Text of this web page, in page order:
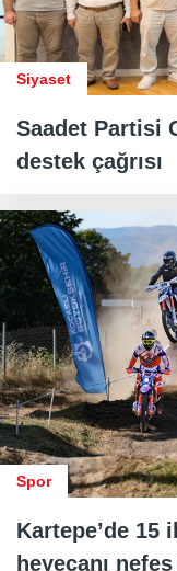
Siyaset
Saadet Partisi
destek çağrısı
Spor
Kartepe’de 15
heyecanı